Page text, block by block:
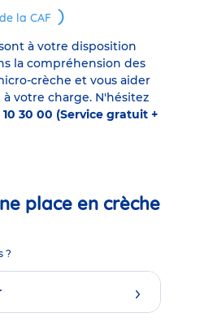
la CAF
à votre disposition
la compréhension des
crèche et vous aider
votre charge. N'hésitez
30 00 (Service gratuit +
place en crèche
?